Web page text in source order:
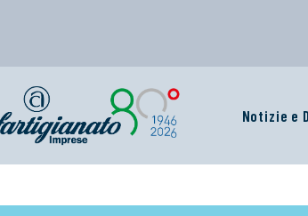
Notizie e